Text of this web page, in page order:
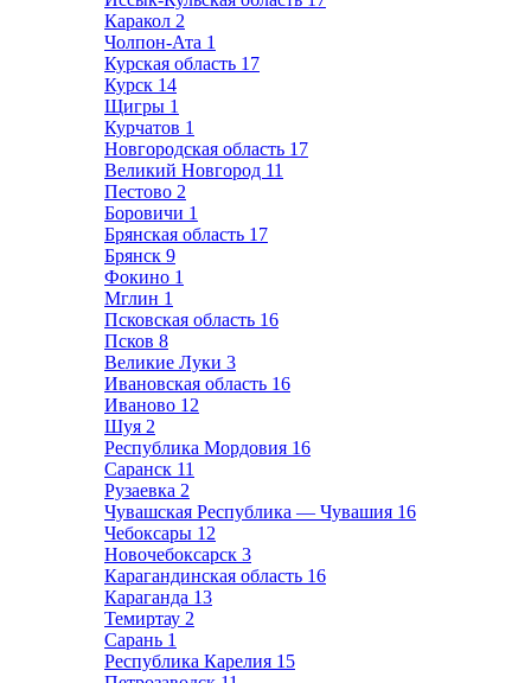
Каракол 2
Чолпон-Ата 1
Курская область 17
Курск 14
Щигры 1
Курчатов 1
Новгородская область 17
Великий Новгород 11
Пестово 2
Боровичи 1
Брянская область 17
Брянск 9
Фокино 1
Мглин 1
Псковская область 16
Псков 8
Великие Луки 3
Ивановская область 16
Иваново 12
Шуя 2
Республика Мордовия 16
Саранск 11
Рузаевка 2
Чувашская Республика — Чувашия 16
Чебоксары 12
Новочебоксарск 3
Карагандинская область 16
Караганда 13
Темиртау 2
Сарань 1
Республика Карелия 15